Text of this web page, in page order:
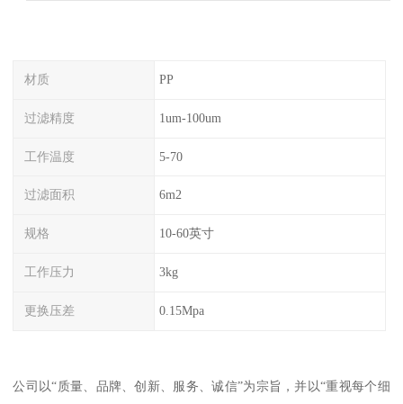
材质 PP
过滤精度 1um-100um
工作温度 5-70
过滤面积 6m2
规格 10-60英寸
工作压力 3kg
更换压差 0.15Mpa
公司以“质量、品牌、创新、服务、诚信”为宗旨，并以“重视每个细